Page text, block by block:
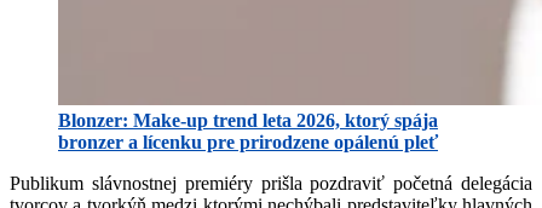
Blonzer: Make-up trend leta 2026, ktorý spája
bronzer a lícenku pre prirodzene opálenú pleť
Publikum slávnostnej premiéry prišla pozdraviť početná delegácia